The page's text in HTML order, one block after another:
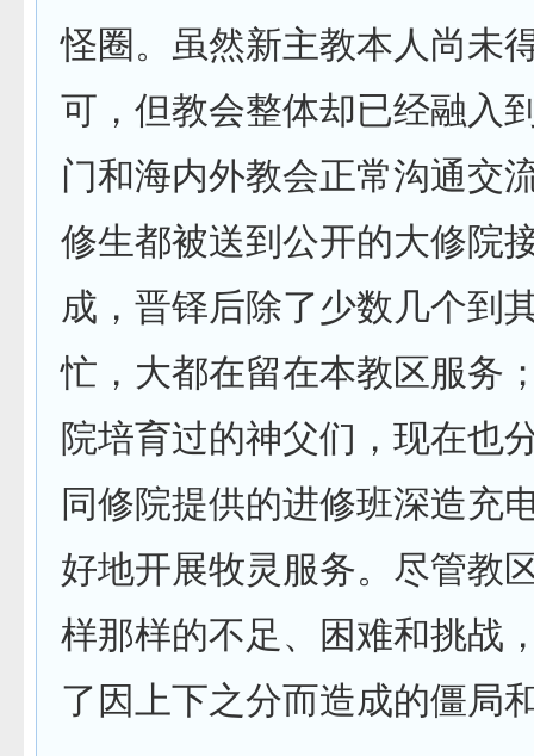
怪圈。虽然新主教本人尚未
可，但教会整体却已经融入
门和海内外教会正常沟通交
修生都被送到公开的大修院
成，晋铎后除了少数几个到
忙，大都在留在本教区服务
院培育过的神父们，现在也
同修院提供的进修班深造充
好地开展牧灵服务。尽管教
样那样的不足、困难和挑战
了因上下之分而造成的僵局